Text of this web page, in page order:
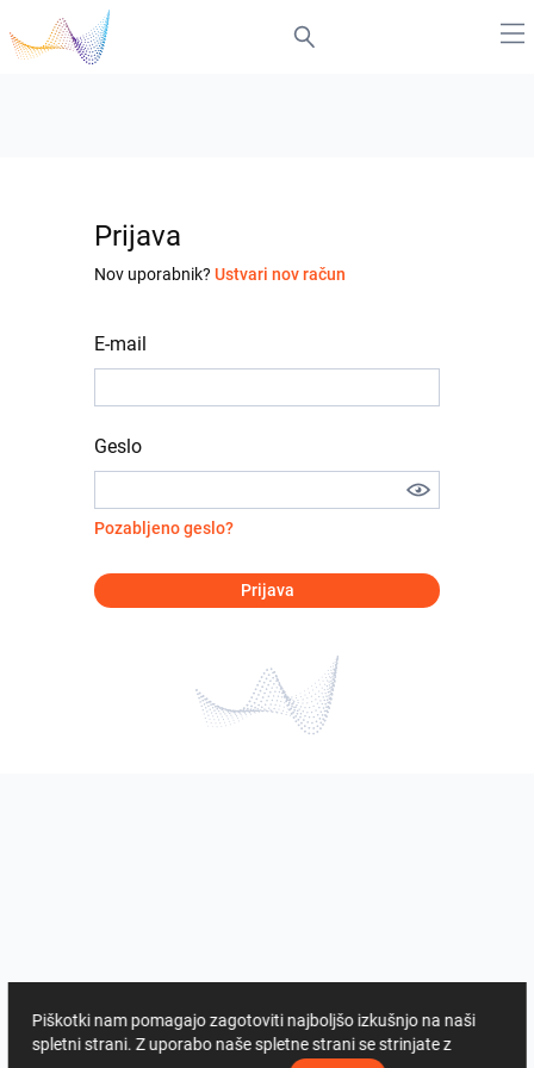
Prijava
Nov uporabnik? Ustvari nov račun
E-mail
Geslo
Pozabljeno geslo?
Prijava
Piškotki nam pomagajo zagotoviti najboljšo izkušnjo na naši
spletni strani. Z uporabo naše spletne strani se strinjate z